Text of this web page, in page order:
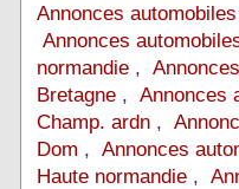
Annonces
Annonces
normandie,
Bretagne, Annonces
Champ. ardn,
Dom , Annonces
Haute normandie,